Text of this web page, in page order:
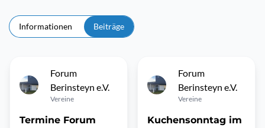
Informationen Beiträge
Forum
Berinsteyn e.V.
Vereine
Termine Forum
Forum
Berinsteyn e.V.
Vereine
Kuchensonntag im